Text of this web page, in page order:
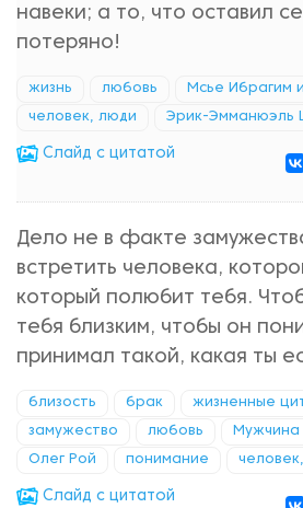
навеки; а то, что оставил
потеряно!
жизнь любовь Мсье Ибрагим
человек, люди Эрик-Эмманюэль
Cлайд с цитатой
Дело не в факте
встретить человека,
который полюбит тебя.
тебя близким, чтобы он
принимал такой, какая ты
близость брак жизненные
замужество любовь Мужчина
Олег Рой понимание
Cлайд с цитатой